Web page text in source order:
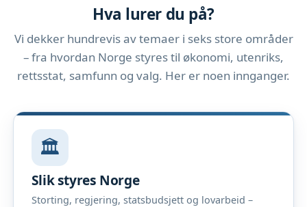
Hva lurer du på?
Vi dekker hundrevis av temaer i seks store områder
– fra hvordan Norge styres til økonomi, utenriks,
rettsstat, samfunn og valg. Her er noen innganger.
🏛️
Slik styres Norge
Storting, regjering, statsbudsjett og lovarbeid –